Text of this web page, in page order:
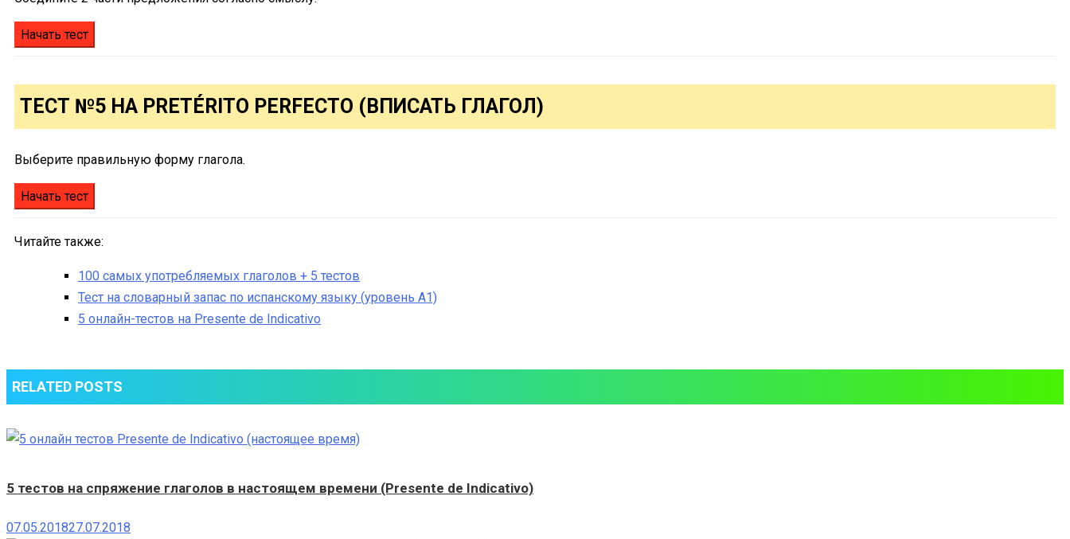
ТЕСТ №5 НА PRETÉRITO PERFECTO (ВПИСАТЬ ГЛАГОЛ)
Выберите правильную форму глагола.
Читайте также:
100 самых употребляемых глаголов + 5 тестов
Тест на словарный запас по испанскому языку (уровень А1)
5 онлайн-тестов на Presente de Indicativo
RELATED POSTS
5 тестов на спряжение глаголов в настоящем времени (Presente de Indicativo)
07.05.201827.07.2018